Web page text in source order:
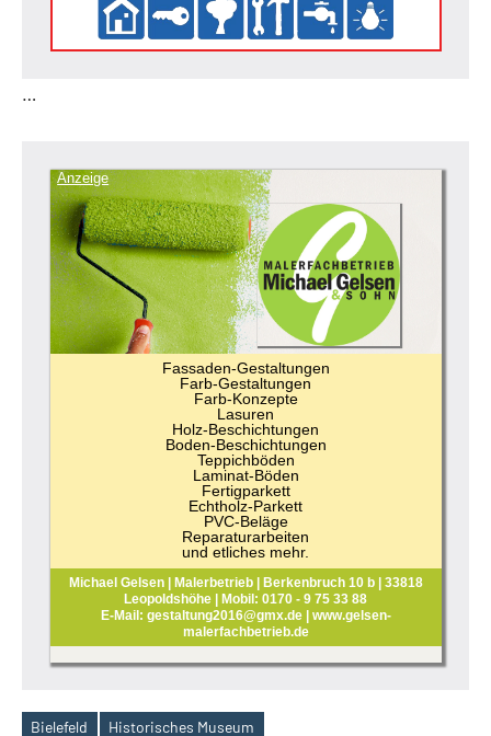
…
Anzeige
Fassaden-Gestaltungen
Farb-Gestaltungen
Farb-Konzepte
Lasuren
Holz-Beschichtungen
Boden-Beschichtungen
Teppichböden
Laminat-Böden
Fertigparkett
Echtholz-Parkett
PVC-Beläge
Reparaturarbeiten
und etliches mehr.
Michael Gelsen | Malerbetrieb | Berkenbruch 10 b | 33818
Leopoldshöhe | Mobil: 0170 - 9 75 33 88
E-Mail: gestaltung2016@gmx.de | www.gelsen-
malerfachbetrieb.de
Bielefeld Historisches Museum